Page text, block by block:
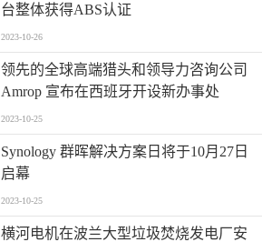
台整体获得ABS认证
2023-10-26
领先的全球高端猎头和领导力咨询公司
Amrop 宣布在西班牙开设新办事处
2023-10-25
Synology 群晖解决方案日将于10月27日
启幕
2023-10-25
横河电机在波兰大型垃圾焚烧发电厂安